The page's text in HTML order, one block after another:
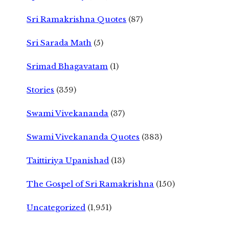
Sri Ramakrishna Quotes (87)
Sri Sarada Math (5)
Srimad Bhagavatam (1)
Stories (359)
Swami Vivekananda (37)
Swami Vivekananda Quotes (383)
Taittiriya Upanishad (13)
The Gospel of Sri Ramakrishna (150)
Uncategorized (1,951)